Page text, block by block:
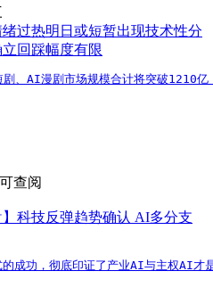
绪过热明日或短暂出现技术性分
回踩幅度有限
、AI漫剧市场规模合计将突破1210亿
查阅
】科技反弹趋势确认 AI多分支
功，彻底印证了产业AI与主权AI才